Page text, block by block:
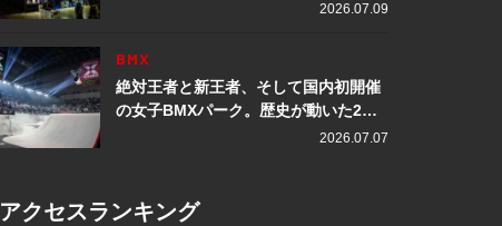
2026.07.09
BMX
絶対王者と新王者、そして国内初開催
の女子BMXパーク。歴史が動いた2日
2026.07.07
アクセスランキング